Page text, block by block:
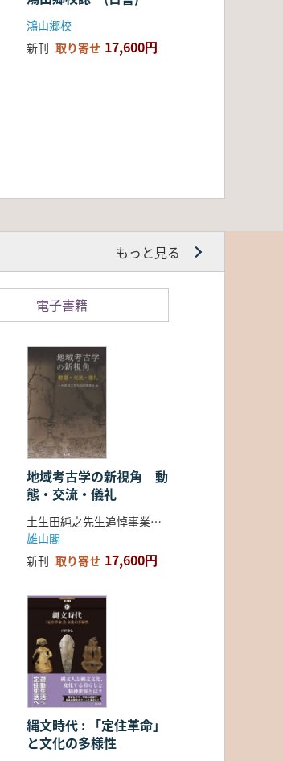
鴻山郷校
新刊 取り寄せ 17,600円
もっと見る
電子書籍
地域考古学の新視角 動
態・交流・儀礼
土生田純之先生追悼事業会 編
雄山閣
新刊 取り寄せ 17,600円
縄文時代 : 「定住革命」
と文化の多様性